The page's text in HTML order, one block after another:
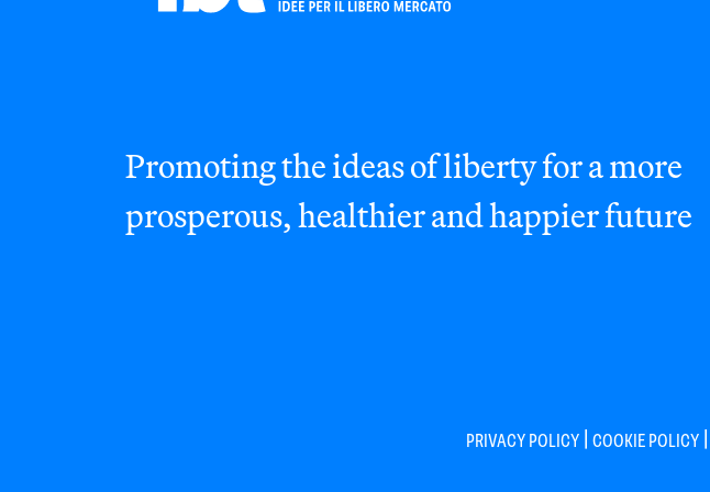
Promoting the ideas of liberty for a more
prosperous, healthier and happier future
PRIVACY POLICY | COOKIE POLICY |